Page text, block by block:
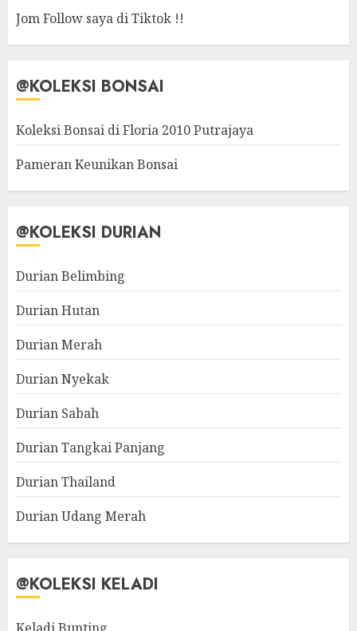
Jom Follow saya di Tiktok !!
@KOLEKSI BONSAI
Koleksi Bonsai di Floria 2010 Putrajaya
Pameran Keunikan Bonsai
@KOLEKSI DURIAN
Durian Belimbing
Durian Hutan
Durian Merah
Durian Nyekak
Durian Sabah
Durian Tangkai Panjang
Durian Thailand
Durian Udang Merah
@KOLEKSI KELADI